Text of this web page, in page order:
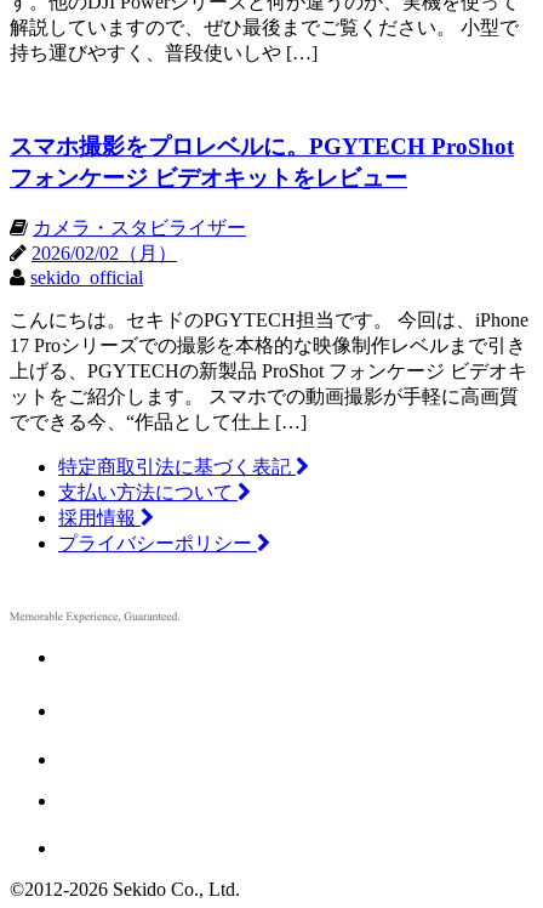
解説していますので、ぜひ最後までご覧ください。 小型で
持ち運びやすく、普段使いしや […]
スマホ撮影をプロレベルに。PGYTECH ProShot
フォンケージ ビデオキットをレビュー
カメラ・スタビライザー
2026/02/02（月）
sekido_official
こんにちは。セキドのPGYTECH担当です。 今回は、iPhone
17 Proシリーズでの撮影を本格的な映像制作レベルまで引き
上げる、PGYTECHの新製品 ProShot フォンケージ ビデオキ
ットをご紹介します。 スマホでの動画撮影が手軽に高画質
でできる今、“作品として仕上 […]
特定商取引法に基づく表記
支払い方法について
採用情報
プライバシーポリシー
©2012-2026 Sekido Co., Ltd.